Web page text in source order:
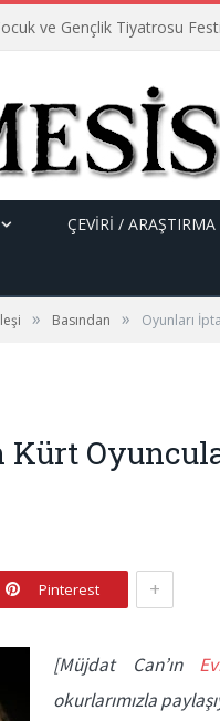
ve Gençlik Tiyatrosu
ÇEVİRİ / ARAŞTIRMA
» Basından » Oyunları
Pinterest +
[Müjdat Can’ın
okurlarımızla